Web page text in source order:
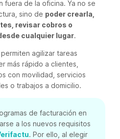
fuera de la oficina. Ya no se
sino de poder crearla,
revisar cobros o
cualquier lugar.
permiten agilizar tareas
más rápido a clientes,
con movilidad, servicios
o trabajos a domicilio.
de facturación en
a los nuevos requisitos
. Por ello, al elegir